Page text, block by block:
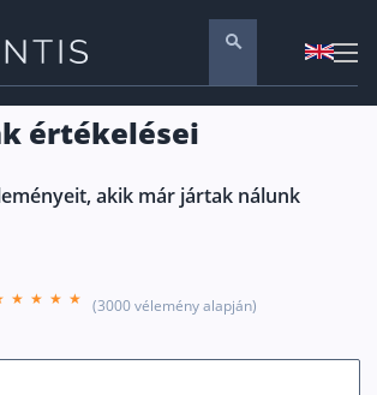
Melyiket válaszd? Nyugdíjbiztosítás, NYESZ vagy
értékelései
akik már jártak nálunk
(3000 vélemény alapján)